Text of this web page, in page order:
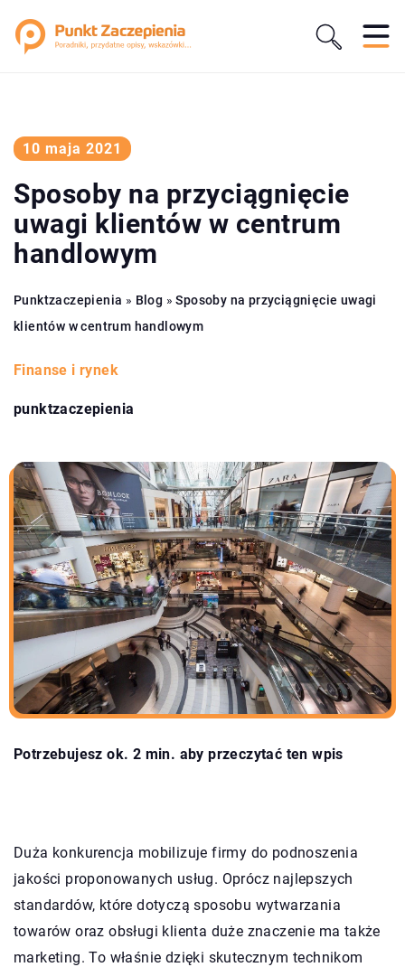
10 maja 2021
Sposoby na przyciągnięcie
uwagi klientów w centrum
handlowym
Punktzaczepienia » Blog »Sposoby na przyciągnięcie uwagi
klientów w centrum handlowym
Finanse i rynek
punktzaczepienia
Potrzebujesz ok. 2 min. aby przeczytać ten wpis
Duża konkurencja mobilizuje firmy do podnoszenia
jakości proponowanych usług. Oprócz najlepszych
standardów, które dotyczą sposobu wytwarzania
towarów oraz obsługi klienta duże znaczenie ma także
marketing. To właśnie dzięki skutecznym technikom